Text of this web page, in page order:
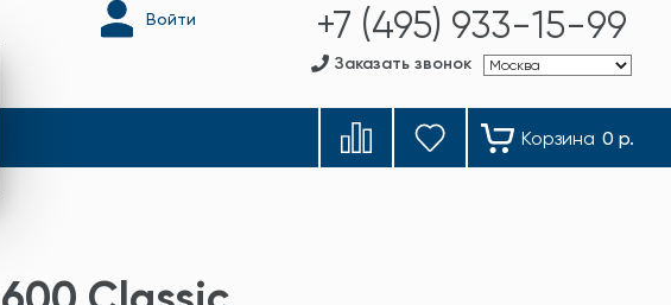
Войти +7 (495) 933-15-99
Заказать звонок
Корзина 0 р.